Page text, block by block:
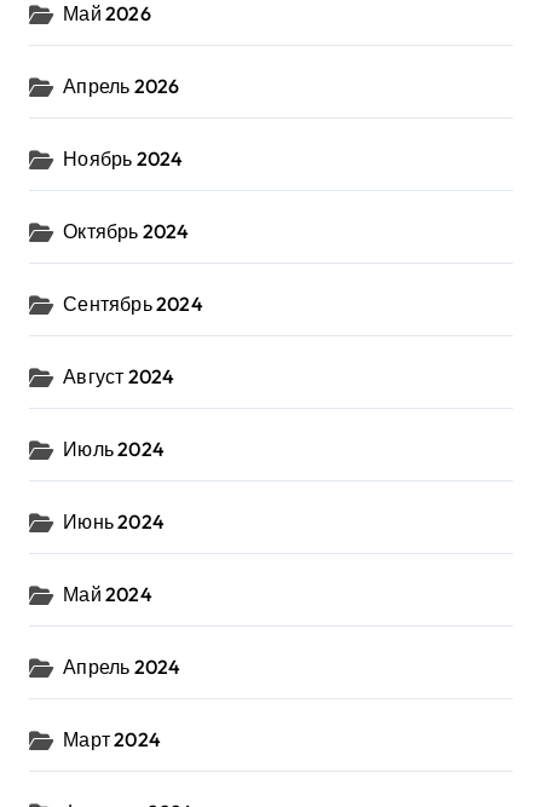
Май 2026
Апрель 2026
Ноябрь 2024
Октябрь 2024
Сентябрь 2024
Август 2024
Июль 2024
Июнь 2024
Май 2024
Апрель 2024
Март 2024